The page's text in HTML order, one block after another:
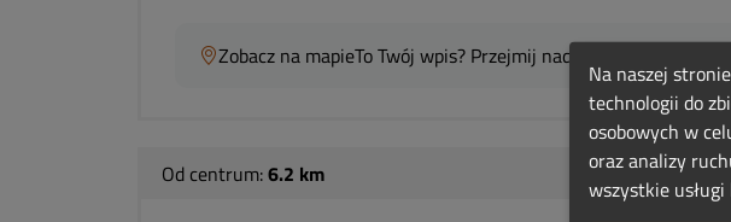
Zobacz na mapieTo Twój wpis? Przejmij nad nim kontrolę!
Od centrum:6.2 km
Na naszej
technologii do
osobowych w
oraz analizy
wszystkie